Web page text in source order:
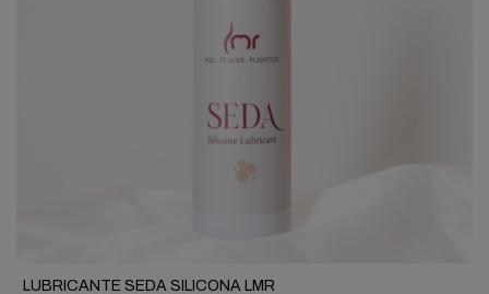
LUBRICANTE SEDA SILICONA LMR